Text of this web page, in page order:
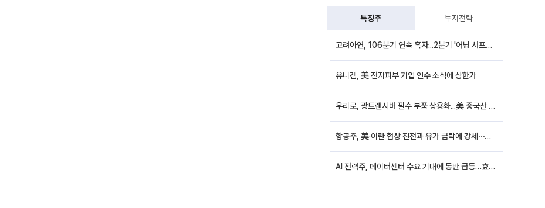
특징주 투자전략
고려아연, 106분기 연속 흑자...2분기 '어닝 서프라이즈'에 장 초반 12%대 강세
유니켐, 美 전자피부 기업 인수 소식에 상한가
우리로, 광트랜시버 필수 부품 상용화...美 중국산 퇴출 추진에 상승세
항공주, 美·이란 협상 진전과 유가 급락에 강세⋯한진칼 8%↑
AI 전력주, 데이터센터 수요 기대에 동반 급등…효성중공업 10%↑